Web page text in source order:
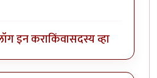
इन कराकिंवासदस्य व्हा